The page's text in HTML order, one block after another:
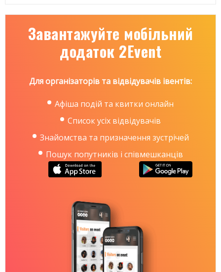
Завантажуйте мобільний
додаток 2Event
Для організаторів та відвідувачів івентів:
Афіша подій та квитки онлайн
Список усіх відвідувачів
Знайомства та призначення зустрічей
Пошук попутників і співмешканців